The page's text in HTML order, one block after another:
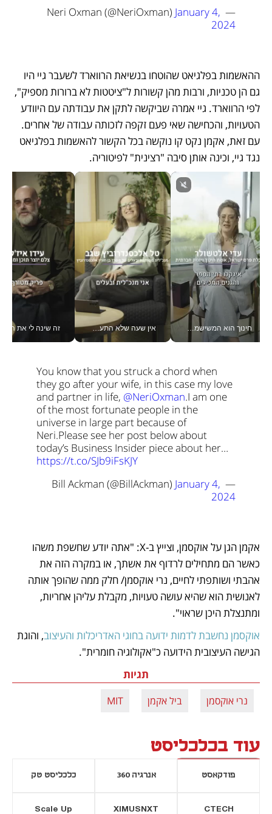
— Neri Oxman (@NeriOxman)
January 4,
2024
נגד גיי, וכינה אותן סיבה "רצינית" לפיטוריה.
חינוך הוא המשישמה של החיים שלי - V אין שעה שלא התעסקתי במשבר - טל אלכסנדרוביץ’ שגב מנהלת משברים תקשורתיים מכל מקום עם ה- Galaxy Z Fold8 Ultra שלה_v
You know that you struck a chord when
they go after your wife, in this case my love
and partner in life, @NeriOxman.I am one
of the most fortunate people in the
universe in large part because of
Neri.Please see her post below about
https://t.co/SJb9iFsKJY
— Bill Ackman (@BillAckman)
January 4,
2024
ומתנצלת היכן שראוי".
אוקסמן נחשבת לדמות ידועה בחוגי האדריכלות והעיצוב
הגישה העיצובית הידועה כ"אקולוגיה חומרית".
תגיות
נרי אוקסמן ביל אקמן MIT
עוד בכלכליסט
פודקאסט אנרגיה 360 כלכליסט טק
CTECH
XIMUSNXT
Scale Up